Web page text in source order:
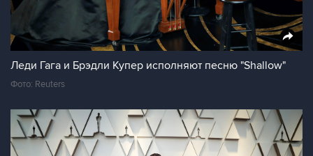
Леди Гага и Брэдли Купер исполняют песню "Shallow"
Фото: Reuters